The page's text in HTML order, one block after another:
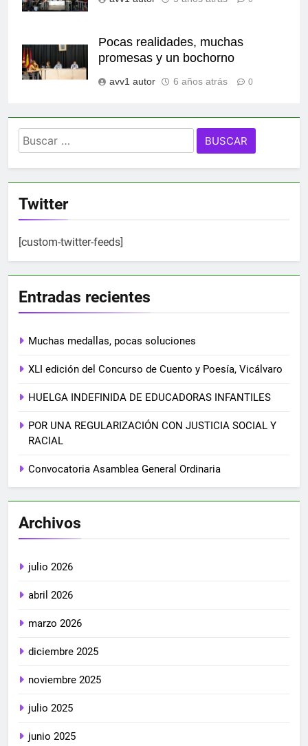
Pocas realidades, muchas
promesas y un bochorno
avv1 autor 6 años atrás 0
Buscar:
Twitter
[custom-twitter-feeds]
Entradas recientes
Muchas medallas, pocas soluciones
XLI edición del Concurso de Cuento y Poesía, Vicálvaro
HUELGA INDEFINIDA DE EDUCADORAS INFANTILES
POR UNA REGULARIZACIÓN CON JUSTICIA SOCIAL Y
RACIAL
Convocatoria Asamblea General Ordinaria
Archivos
julio 2026
abril 2026
marzo 2026
diciembre 2025
noviembre 2025
julio 2025
junio 2025